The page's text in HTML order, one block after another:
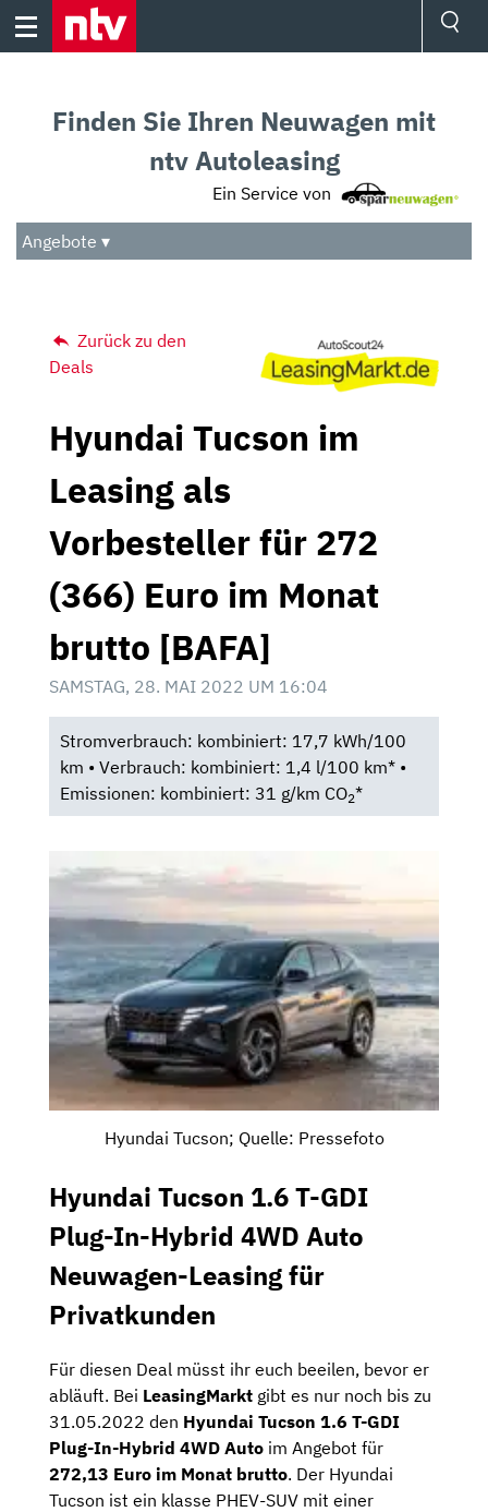
Skip
Audio
Das Beste
Finden Sie Ihren Neuwagen mit
ntv Autoleasing
Ein Service von
Angebote ▾
Zurück zu den
Deals
Hyundai Tucson im
Leasing als
Vorbesteller für 272
(366) Euro im Monat
brutto [BAFA]
SAMSTAG, 28. MAI 2022 UM 16:04
Stromverbrauch: kombiniert: 17,7 kWh/100
km • Verbrauch: kombiniert: 1,4 l/100 km* •
Emissionen: kombiniert: 31 g/km CO2*
Hyundai Tucson; Quelle: Pressefoto
Hyundai Tucson 1.6 T-GDI
Plug-In-Hybrid 4WD Auto
Neuwagen-Leasing für
Privatkunden
Für diesen Deal müsst ihr euch beeilen, bevor er
abläuft. Bei LeasingMarkt gibt es nur noch bis zu
31.05.2022 den Hyundai Tucson 1.6 T-GDI
Plug-In-Hybrid 4WD Auto im Angebot für
272,13 Euro im Monat brutto. Der Hyundai
Tucson ist ein klasse PHEV-SUV mit einer